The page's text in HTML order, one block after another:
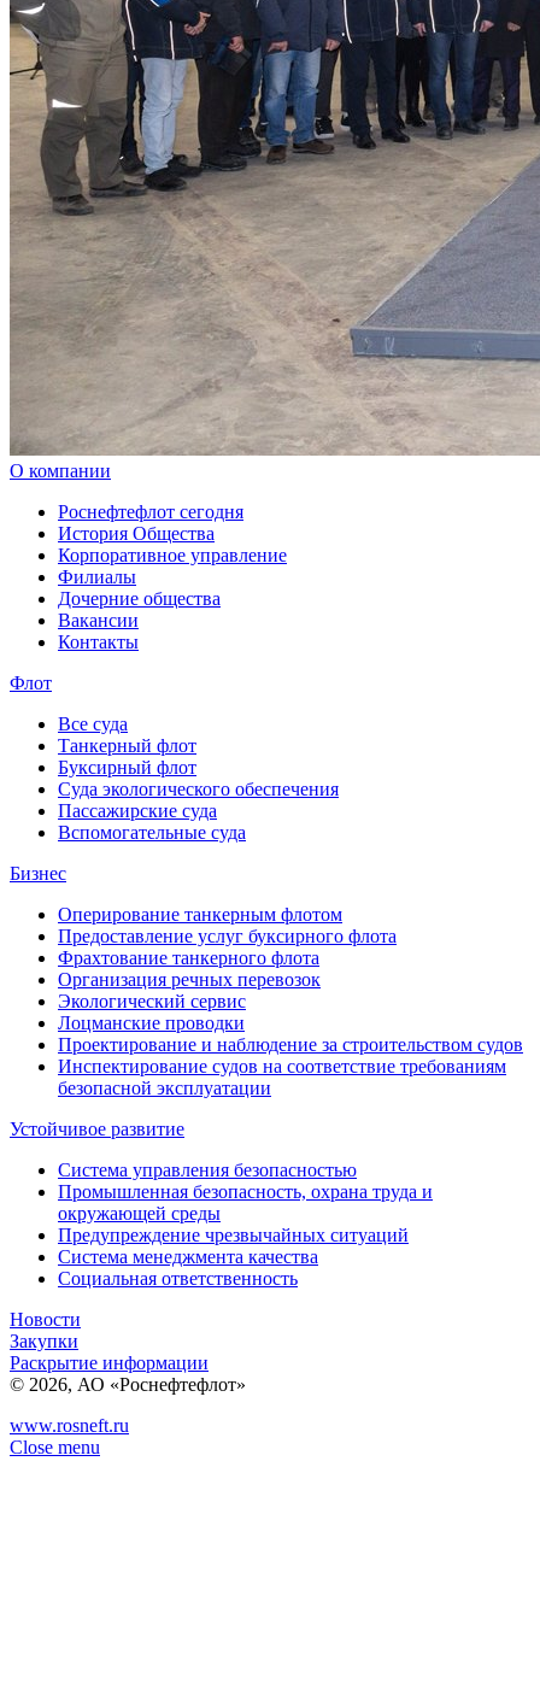
О компании
Роснефтефлот сегодня
История Общества
Корпоративное управление
Филиалы
Дочерние общества
Вакансии
Контакты
Флот
Все суда
Танкерный флот
Буксирный флот
Суда экологического обеспечения
Пассажирские суда
Вспомогательные суда
Бизнес
Оперирование танкерным флотом
Предоставление услуг буксирного флота
Фрахтование танкерного флота
Организация речных перевозок
Экологический сервис
Лоцманские проводки
Проектирование и наблюдение за строительством судов
Инспектирование судов на соответствие требованиям
безопасной эксплуатации
Устойчивое развитие
Система управления безопасностью
Промышленная безопасность, охрана труда и
окружающей среды
Предупреждение чрезвычайных ситуаций
Система менеджмента качества
Социальная ответственность
Новости
Закупки
Раскрытие информации
© 2026, АО «Роснефтефлот»
www.rosneft.ru
Close menu